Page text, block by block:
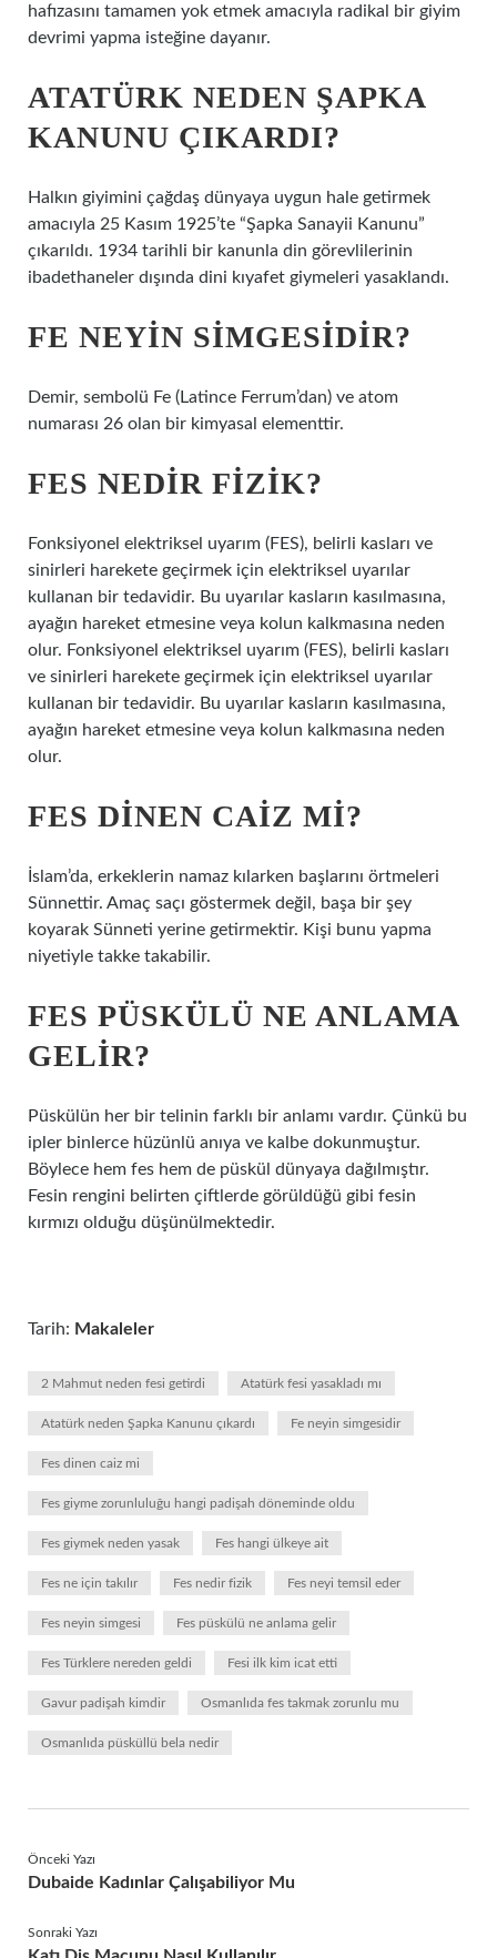
hafızasını tamamen yok etmek amacıyla radikal bir giyim
devrimi yapma isteğine dayanır.
ATATÜRK NEDEN ŞAPKA
KANUNU ÇIKARDI?
Halkın giyimini çağdaş dünyaya uygun hale getirmek
amacıyla 25 Kasım 1925’te “Şapka Sanayii Kanunu”
çıkarıldı. 1934 tarihli bir kanunla din görevlilerinin
ibadethaneler dışında dini kıyafet giymeleri yasaklandı.
FE NEYIN SIMGESIDIR?
Demir, sembolü Fe (Latince Ferrum’dan) ve atom
numarası 26 olan bir kimyasal elementtir.
FES NEDIR FIZIK?
Fonksiyonel elektriksel uyarım (FES), belirli kasları ve
sinirleri harekete geçirmek için elektriksel uyarılar
kullanan bir tedavidir. Bu uyarılar kasların kasılmasına,
ayağın hareket etmesine veya kolun kalkmasına neden
olur. Fonksiyonel elektriksel uyarım (FES), belirli kasları
ve sinirleri harekete geçirmek için elektriksel uyarılar
kullanan bir tedavidir. Bu uyarılar kasların kasılmasına,
ayağın hareket etmesine veya kolun kalkmasına neden
olur.
FES DINEN CAIZ MI?
İslam’da, erkeklerin namaz kılarken başlarını örtmeleri
Sünnettir. Amaç saçı göstermek değil, başa bir şey
koyarak Sünneti yerine getirmektir. Kişi bunu yapma
niyetiyle takke takabilir.
FES PÜSKÜLÜ NE ANLAMA
GELIR?
Püskülün her bir telinin farklı bir anlamı vardır. Çünkü bu
ipler binlerce hüzünlü anıya ve kalbe dokunmuştur.
Böylece hem fes hem de püskül dünyaya dağılmıştır.
Fesin rengini belirten çiftlerde görüldüğü gibi fesin
kırmızı olduğu düşünülmektedir.
Tarih: Makaleler
2 Mahmut neden fesi getirdi Atatürk fesi yasakladı mı
Atatürk neden Şapka Kanunu çıkardı Fe neyin simgesidir
Fes dinen caiz mi
Fes giyme zorunluluğu hangi padişah döneminde oldu
Fes giymek neden yasak Fes hangi ülkeye ait
Fes ne için takılır Fes nedir fizik Fes neyi temsil eder
Fes neyin simgesi Fes püskülü ne anlama gelir
Fes Türklere nereden geldi Fesi ilk kim icat etti
Gavur padişah kimdir Osmanlıda fes takmak zorunlu mu
Osmanlıda püsküllü bela nedir
Önceki Yazı
Dubaide Kadınlar Çalışabiliyor Mu
Sonraki Yazı